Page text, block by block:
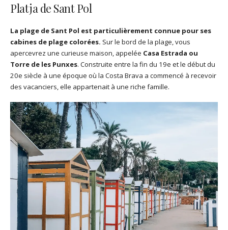
Platja de Sant Pol
La plage de Sant Pol est particulièrement connue pour ses
cabines de plage colorées. Sur le bord de la plage, vous
apercevrez une curieuse maison, appelée Casa Estrada ou
Torre de les Punxes. Construite entre la fin du 19e et le début du
20e siècle à une époque où la Costa Brava a commencé à recevoir
des vacanciers, elle appartenait à une riche famille.